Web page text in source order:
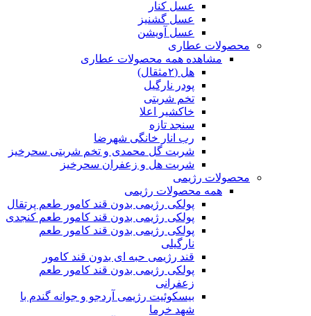
عسل کنار
عسل گشنیز
عسل آویشن
محصولات عطاری
مشاهده همه محصولات عطاری
هل (۲مثقال)
پودر نارگیل
تخم شربتی
خاکشیر اعلا
سنجد تازه
رب انار خانگی شهرضا
شربت گل محمدی و تخم شربتی سحرخیز
شربت هل و زعفران سحرخیز
محصولات رژیمی
همه محصولات رژیمی
پولکی رژیمی بدون قند کامور طعم پرتقال
پولکی رژیمی بدون قند کامور طعم کنجدی
پولکی رژیمی بدون قند کامور طعم
نارگیلی
قند رژیمی حبه ای بدون قند کامور
پولکی رژیمی بدون قند کامور طعم
زعفرانی
بيسکوئيت رژیمی آردجو و جوانه گندم با
شهد خرما